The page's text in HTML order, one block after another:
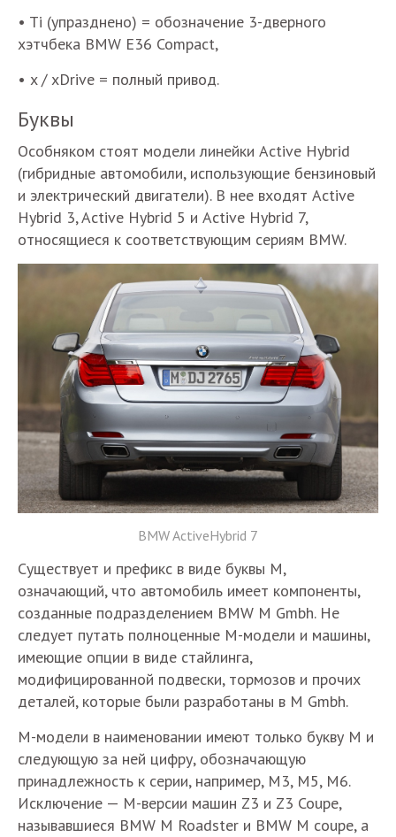
• Ti (упразднено) = обозначение 3-дверного
хэтчбека BMW E36 Compact,
• x / xDrive = полный привод.
Буквы
Особняком стоят модели линейки Active Hybrid
(гибридные автомобили, использующие бензиновый
и электрический двигатели). В нее входят Active
Hybrid 3, Active Hybrid 5 и Active Hybrid 7,
относящиеся к соответствующим сериям BMW.
BMW ActiveHybrid 7​
Существует и префикс в виде буквы M,
означающий, что автомобиль имеет компоненты,
созданные подразделением BMW M Gmbh. Не
следует путать полноценные М-модели и машины,
имеющие опции в виде стайлинга,
модифицированной подвески, тормозов и прочих
деталей, которые были разработаны в M Gmbh.
М-модели в наименовании имеют только букву М и
следующую за ней цифру, обозначающую
принадлежность к серии, например, М3, М5, М6.
Исключение — М-версии машин Z3 и Z3 Coupe,
называвшиеся BMW M Roadster и BMW M coupe, а